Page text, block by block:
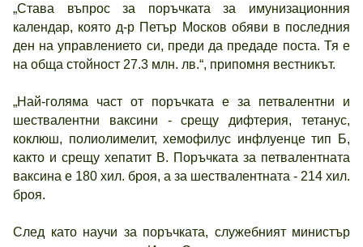
„Става въпрос за поръчката за имунизационния
календар, която д-р Петър Москов обяви в последния
ден на управлението си, преди да предаде поста. Тя е
на обща стойност 27.3 млн. лв.“, припомня вестникът.
„Най-голяма част от поръчката е за петвалентни и
шествалентни ваксини - срещу дифтерия, тетанус,
коклюш, полиолимелит, хемофилус инфлуенце тип Б,
както и срещу хепатит В. Поръчката за петвалентната
ваксина е 180 хил. броя, а за шествалентната - 214 хил.
броя.
След като научи за поръчката, служебният министър